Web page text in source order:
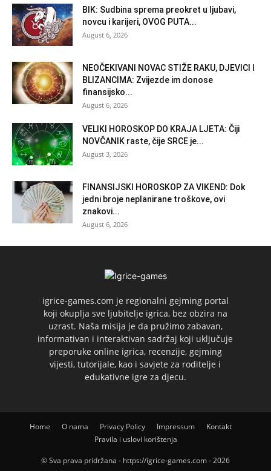
BIK: Sudbina sprema preokret u ljubavi,
novcu i karijeri, OVOG PUTA...
August 6, 2026
NEOČEKIVANI NOVAC STIŽE RAKU, DJEVICI I
BLIZANCIMA: Zvijezde im donose
finansijsko...
August 6, 2026
VELIKI HOROSKOP DO KRAJA LJETA: Čiji
NOVČANIK raste, čije SRCE je...
August 3, 2026
FINANSIJSKI HOROSKOP ZA VIKEND: Dok
jedni broje neplanirane troškove, ovi
znakovi...
August 6, 2026
igrice-games.com je regionalni gejming portal
koji okuplja sve ljubitelje igrica, bez obzira na
uzrast. Naša misija je da pružimo zabavan,
informativan i interaktivan sadržaj koji uključuje
preporuke online igrica, recenzije, gejming
vijesti, tutorijale, kao i savjete za roditelje i
edukativne igre za djecu.
Home O nama Privacy Policy Impressum
Kontakt
Pravila i uslovi korištenja
© Sva prava pridržana - https://igrice-games.com - 2026